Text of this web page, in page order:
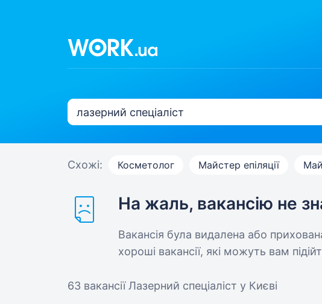
Схожі: Косметолог Майстер епіляції
На жаль, вакансію не
Вакансія була видалена або
хороші вакансії, які можуть вам
63 вакансіїЛазерний спеціаліст у Києві